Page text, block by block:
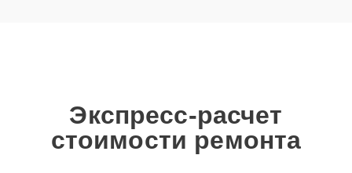
Экспресс-расчет
стоимости ремонта